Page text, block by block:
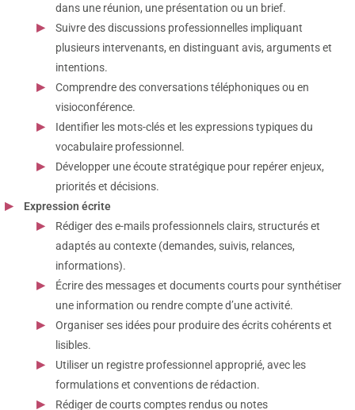
dans une réunion, une présentation ou un brief.
Suivre des discussions professionnelles impliquant
plusieurs intervenants, en distinguant avis, arguments et
intentions.
Comprendre des conversations téléphoniques ou en
visioconférence.
Identifier les mots-clés et les expressions typiques du
vocabulaire professionnel.
Développer une écoute stratégique pour repérer enjeux,
priorités et décisions.
Expression écrite
Rédiger des e-mails professionnels clairs, structurés et
adaptés au contexte (demandes, suivis, relances,
informations).
Écrire des messages et documents courts pour synthétiser
une information ou rendre compte d’une activité.
Organiser ses idées pour produire des écrits cohérents et
lisibles.
Utiliser un registre professionnel approprié, avec les
formulations et conventions de rédaction.
Rédiger de courts comptes rendus ou notes